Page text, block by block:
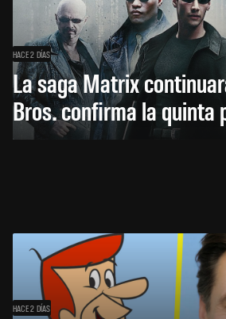
HACE 2 DÍAS
La saga Matrix
Bros. confirma la quinta
HACE 2 DÍAS